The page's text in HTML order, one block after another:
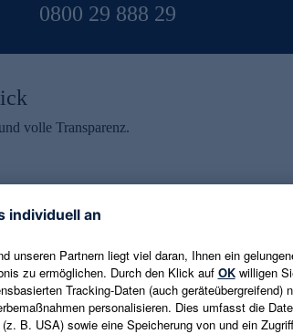
0800 29 888 29
volle Transparenz.
Trends,
jederzeit in
E-Mail-Adresse eingeben